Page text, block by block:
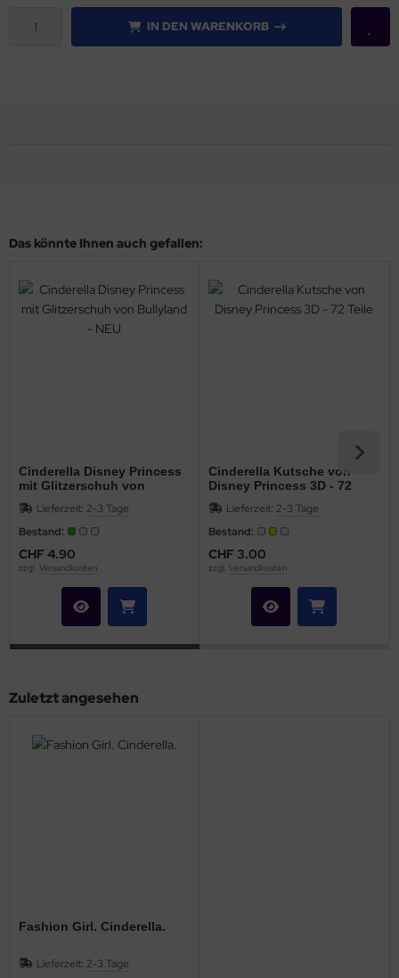
IN DEN WARENKORB
Das könnte Ihnen auch gefallen:
Cinderella Disney Princess
mit Glitzerschuh von
Bullyland - NEU
Lieferzeit: 2-3 Tage
Bestand:
CHF 4.90
zzgl. Versandkosten
Cinderella Kutsche von
Disney Princess 3D - 72
Teile
Lieferzeit: 2-3 Tage
Bestand:
CHF 3.00
zzgl. Versandkosten
Zuletzt angesehen
Fashion Girl. Cinderella.
Lieferzeit: 2-3 Tage